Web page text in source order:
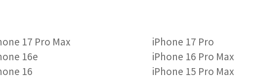
17 Pro Max
iPhone 17 Pro
16e
iPhone 16 Pro Max
16
iPhone 15 Pro Max